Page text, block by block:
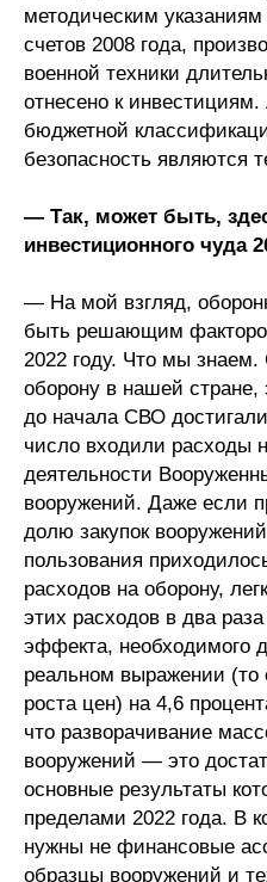
методическим
счетов 2008 года,
военной техники
отнесено к инвестициям.
бюджетной
безопасность являются
— Так, может быть,
инвестиционного чуда
— На мой взгляд,
быть решающим
2022 году. Что мы
оборону в нашей стране,
до начала СВО
число входили расходы
деятельности
вооружений. Даже если
долю закупок
пользования
расходов на оборону,
этих расходов в два
эффекта, необходимого
реальном выражении
роста цен) на 4,6
что разворачивание
вооружений — это
основные результаты
пределами 2022 года. В
нужны не финансовые
образцы вооружений и